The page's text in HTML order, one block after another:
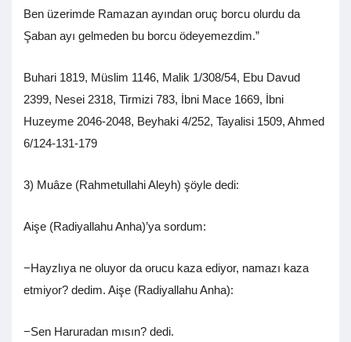
Ben üzerimde Ramazan ayından oruç borcu olurdu da
Şaban ayı gelmeden bu borcu ödeyemezdim.”
Buhari 1819, Müslim 1146, Malik 1/308/54, Ebu Davud
2399, Nesei 2318, Tirmizi 783, İbni Mace 1669, İbni
Huzeyme 2046-2048, Beyhaki 4/252, Tayalisi 1509, Ahmed
6/124-131-179
3) Muâze (Rahmetullahi Aleyh) şöyle dedi:
Aişe (Radiyallahu Anha)’ya sordum:
−Hayzlıya ne oluyor da orucu kaza ediyor, namazı kaza
etmiyor? dedim. Aişe (Radiyallahu Anha):
−Sen Haruradan mısın? dedi.